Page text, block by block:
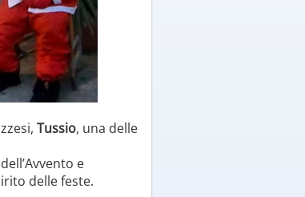
Tussio, una delle
e
delle feste.